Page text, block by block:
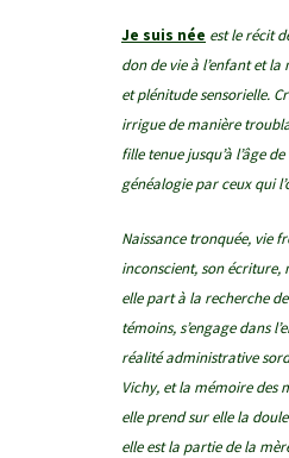
Je suis née est le récit
don de vie à l’enfant et
et plénitude sensorielle.
irrigue de manière
fille tenue jusqu’à l’âge
généalogie par ceux qui
Naissance tronquée, vie
inconscient, son écriture,
elle part à la recherche
témoins, s’engage dans
réalité administrative
Vichy, et la mémoire des
elle prend sur elle la
elle est la partie de la